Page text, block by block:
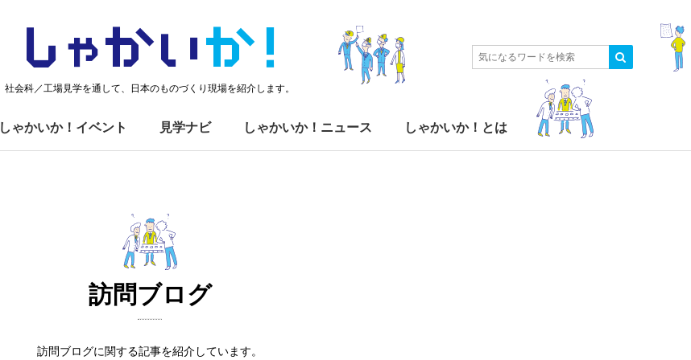
しゃかいか！
社会科／工場見学を通して、日本のものづくり現場を紹介します。
しゃかいか！イベント 見学ナビ しゃかいか！ニュース しゃかいか！とは
訪問ブログ
訪問ブログに関する記事を紹介しています。